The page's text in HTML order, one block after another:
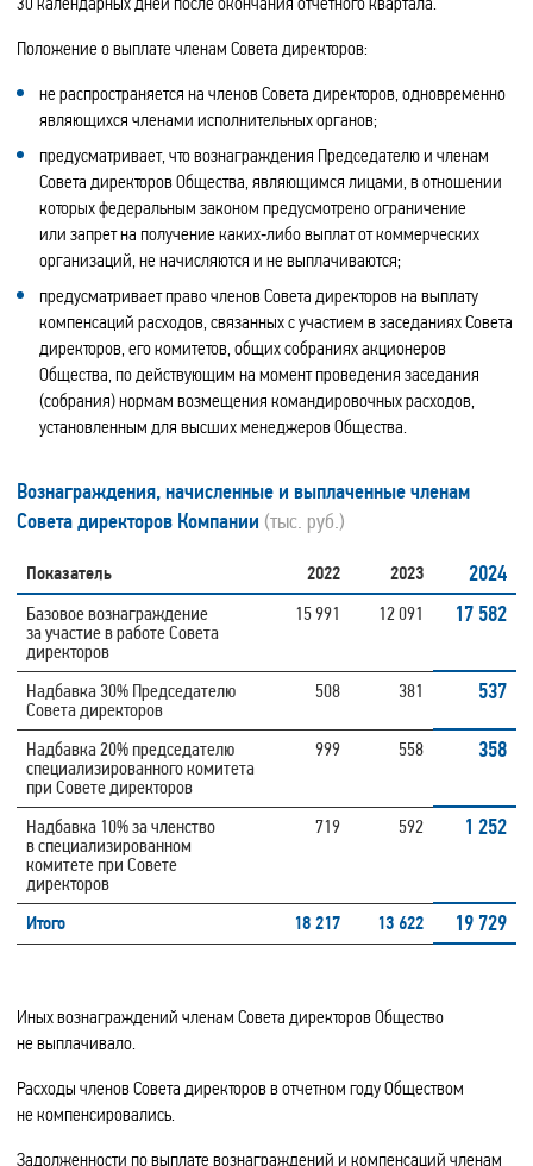
Положение о выплате членам Совета директоров:
не распространяется на членов Совета директоров, одновременно
являющихся членами исполнительных органов;
предусматривает, что вознаграждения Председателю и членам
Совета директоров Общества, являющимся лицами, в отношении
которых федеральным законом предусмотрено ограничение
или запрет на получение каких‑либо выплат от коммерческих
организаций, не начисляются и не выплачиваются;
предусматривает право членов Совета директоров на выплату
компенсаций расходов, связанных с участием в заседаниях Совета
директоров, его комитетов, общих собраниях акционеров
Общества, по действующим на момент проведения заседания
(собрания) нормам возмещения командировочных расходов,
установленным для высших менеджеров Общества.
Вознаграждения, начисленные и выплаченные членам
Совета директоров Компании (тыс. руб.)
Показатель 2022 2023 2024
Базовое вознаграждение
за участие в работе Совета
директоров
15 991 12 091 17 582
Надбавка 30% Председателю
Совета директоров
508 381 537
Надбавка 20% председателю
специализированного комитета
при Совете директоров
999 558 358
Надбавка 10% за членство
в специализированном
комитете при Совете
директоров
719 592 1 252
Итого 18 217 13 622 19 729
Иных вознаграждений членам Совета директоров Общество
не выплачивало.
Расходы членов Совета директоров в отчетном году Обществом
не компенсировались.
Задолженности по выплате вознаграждений и компенсаций членам